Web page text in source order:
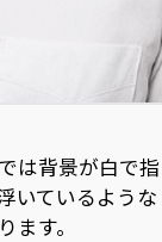
は背景が白で指
いているような
す。